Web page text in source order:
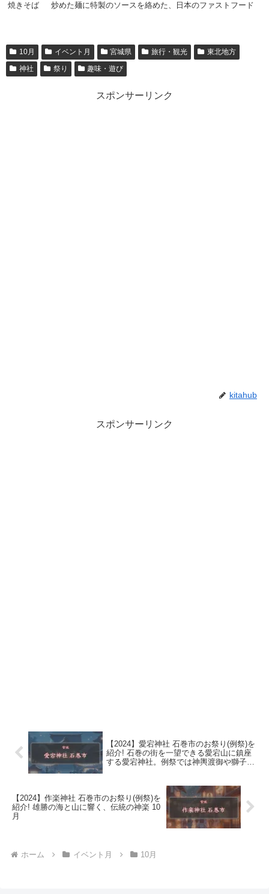
焼きそば
炒めた麺に特製のソースを絡めた、日本のファストフード
10月 イベント月 宮城県 旅行・観光
東北地方
神社
祭り 趣味・遊び
スポンサーリンク
kitahub
スポンサーリンク
【2024】愛宕神社 石巻市のお祭り(例祭)を
紹介! 石巻の街を一望できる愛宕山に鎮座
する愛宕神社。例祭では神輿渡御や獅子舞
【2024】作楽神社 石巻市のお祭り(例祭)を
紹介! 雄勝の海と山に響く、伝統の神楽 10
月
ホーム イベント月 10月